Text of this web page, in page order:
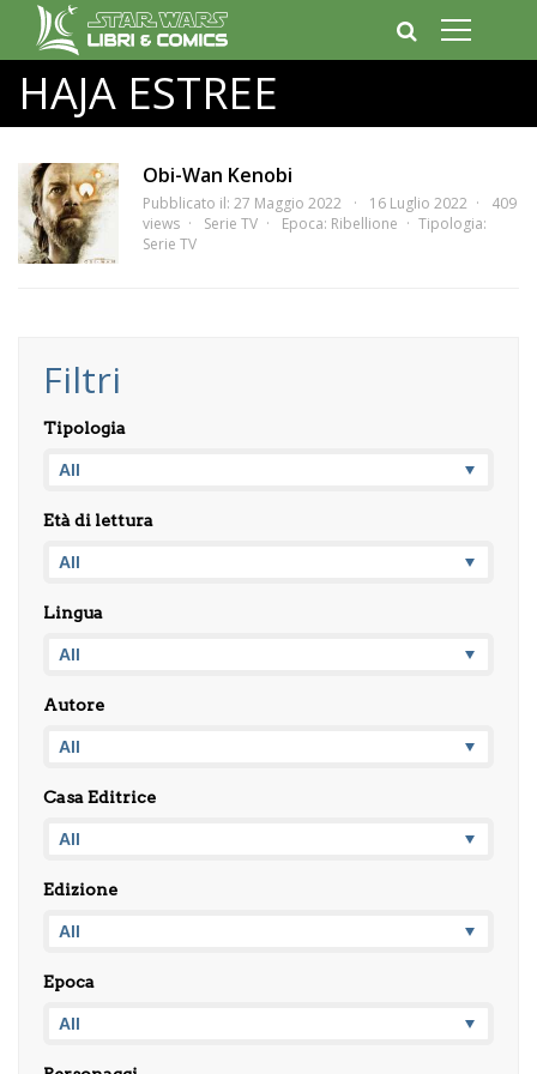
HAJA ESTREE
Obi-Wan Kenobi
Pubblicato il: 27 Maggio 2022 16 Luglio 2022
409
views
Serie TV Epoca: Ribellione
Tipologia:
Serie TV
Filtri
Tipologia
Età di lettura
Lingua
Autore
Casa Editrice
Edizione
Epoca